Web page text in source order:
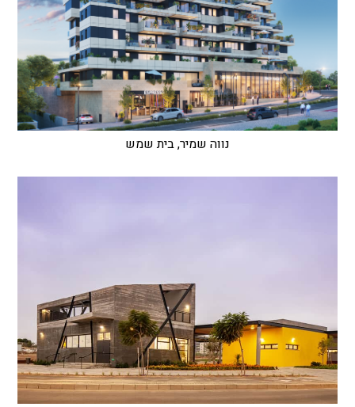
נווה שמיר, בית שמש